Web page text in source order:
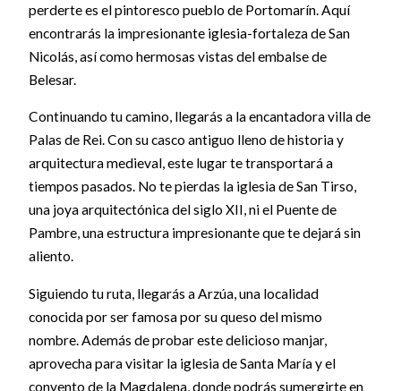
perderte es el pintoresco pueblo de Portomarín. Aquí
encontrarás la impresionante iglesia-fortaleza de San
Nicolás, así como hermosas vistas del embalse de
Belesar.
Continuando tu camino, llegarás a la encantadora villa de
Palas de Rei. Con su casco antiguo lleno de historia y
arquitectura medieval, este lugar te transportará a
tiempos pasados. No te pierdas la iglesia de San Tirso,
una joya arquitectónica del siglo XII, ni el Puente de
Pambre, una estructura impresionante que te dejará sin
aliento.
Siguiendo tu ruta, llegarás a Arzúa, una localidad
conocida por ser famosa por su queso del mismo
nombre. Además de probar este delicioso manjar,
aprovecha para visitar la iglesia de Santa María y el
convento de la Magdalena, donde podrás sumergirte en